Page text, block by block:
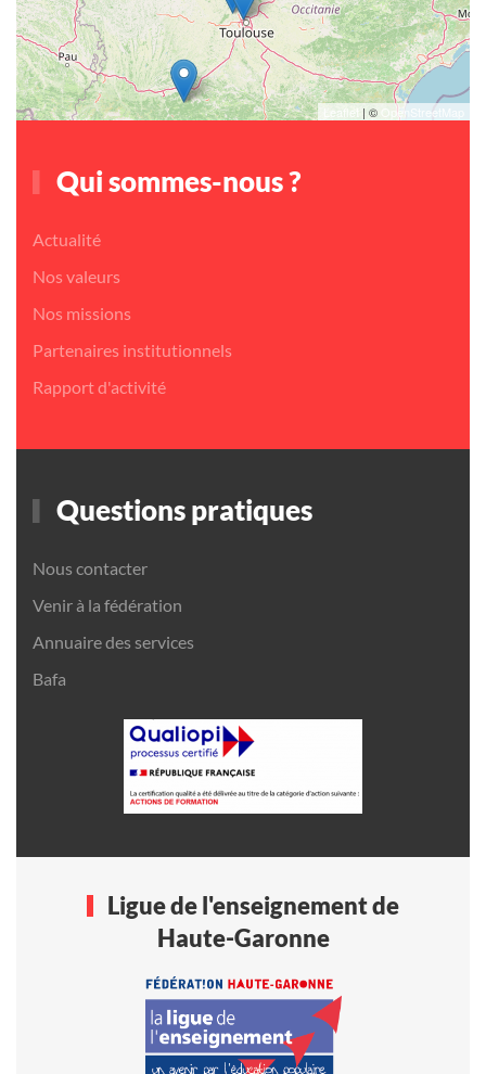
Leaflet | © OpenStreetMap
Qui sommes-nous ?
Actualité
Nos valeurs
Nos missions
Partenaires institutionnels
Rapport d'activité
Questions pratiques
Nous contacter
Venir à la fédération
Annuaire des services
Bafa
Ligue de l'enseignement de
Haute-Garonne